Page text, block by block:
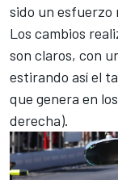
sido un esfuerzo
Los cambios
son claros, con
estirando así el
que genera en
derecha).